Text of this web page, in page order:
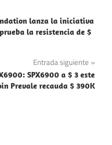
lanza la iniciativa
la resistencia de $
Entrada siguiente
SPX6900 a $ 3 este
Prevale recauda $ 390K